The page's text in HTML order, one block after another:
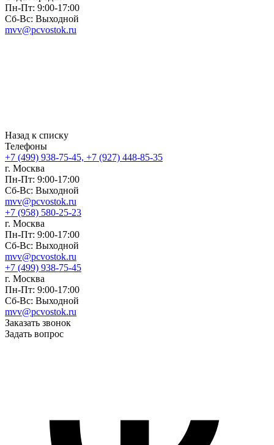
Пн-Пт: 9:00-17:00
Сб-Вс: Выходной
mvv@pcvostok.ru
Назад к списку
Телефоны
+7 (499) 938-75-45, +7 (927) 448-85-35
г. Москва
Пн-Пт: 9:00-17:00
Сб-Вс: Выходной
mvv@pcvostok.ru
+7 (958) 580-25-23
г. Москва
Пн-Пт: 9:00-17:00
Сб-Вс: Выходной
mvv@pcvostok.ru
+7 (499) 938-75-45
г. Москва
Пн-Пт: 9:00-17:00
Сб-Вс: Выходной
mvv@pcvostok.ru
Заказать звонок
Задать вопрос